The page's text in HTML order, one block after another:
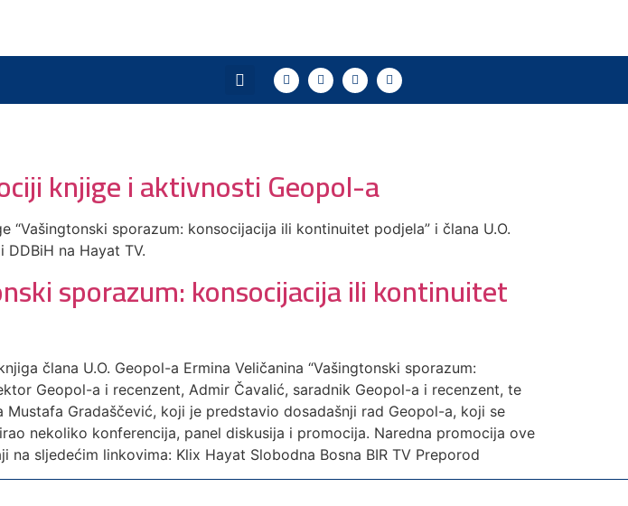
knjige i aktivnosti Geopol-a
sporazum: konsocijacija ili kontinuitet podjela” i člana U.O.
na Hayat TV.
sporazum: konsocijacija ili kontinuitet
člana U.O. Geopol-a Ermina Veličanina “Vašingtonski sporazum:
Geopol-a i recenzent, Admir Čavalić, saradnik Geopol-a i recenzent, te
Gradaščević, koji je predstavio dosadašnji rad Geopol-a, koji se
nekoliko konferencija, panel diskusija i promocija. Naredna promocija ove
sljedećim linkovima: Klix Hayat Slobodna Bosna BIR TV Preporod